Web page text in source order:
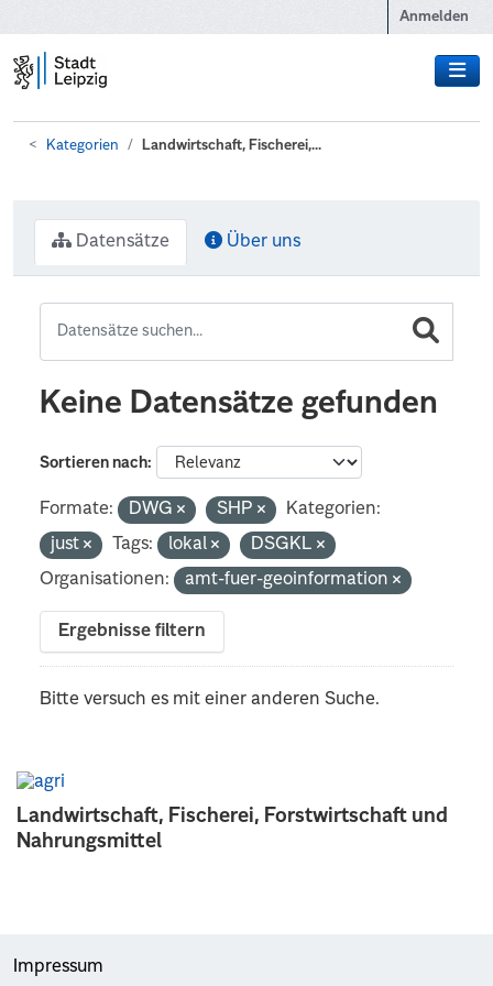
Anmelden
Kategorien Landwirtschaft, Fischerei,...
Landwirtschaft, Fischerei, Forstwirtschaft und
Nahrungsmittel
Datensätze Über uns
Keine Datensätze gefunden
Sortieren nach
Formate: DWG SHP
Kategorien:
just
Tags: lokal
DSGKL
Organisationen:
amt-fuer-geoinformation
Ergebnisse filtern
Bitte versuch es mit einer anderen Suche.
Impressum